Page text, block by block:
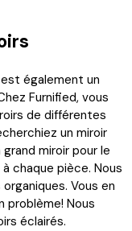
également un
Furnified, vous
de différentes
un miroir
miroir pour le
chaque pièce. Nous
Vous en
problème! Nous
éclairés.